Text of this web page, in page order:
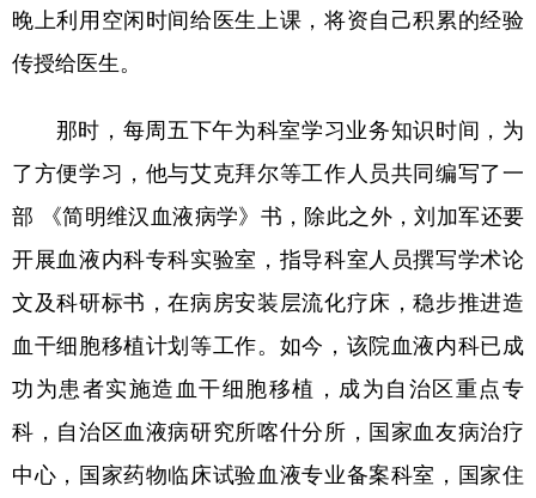
晚上利用空闲时间给医生上课，将资自己积累的经验
传授给医生。
那时，每周五下午为科室学习业务知识时间，为
了方便学习，他与艾克拜尔等工作人员共同编写了一
部 《简明维汉血液病学》书，除此之外，刘加军还要
开展血液内科专科实验室，指导科室人员撰写学术论
文及科研标书，在病房安装层流化疗床，稳步推进造
血干细胞移植计划等工作。如今，该院血液内科已成
功为患者实施造血干细胞移植，成为自治区重点专
科，自治区血液病研究所喀什分所，国家血友病治疗
中心，国家药物临床试验血液专业备案科室，国家住